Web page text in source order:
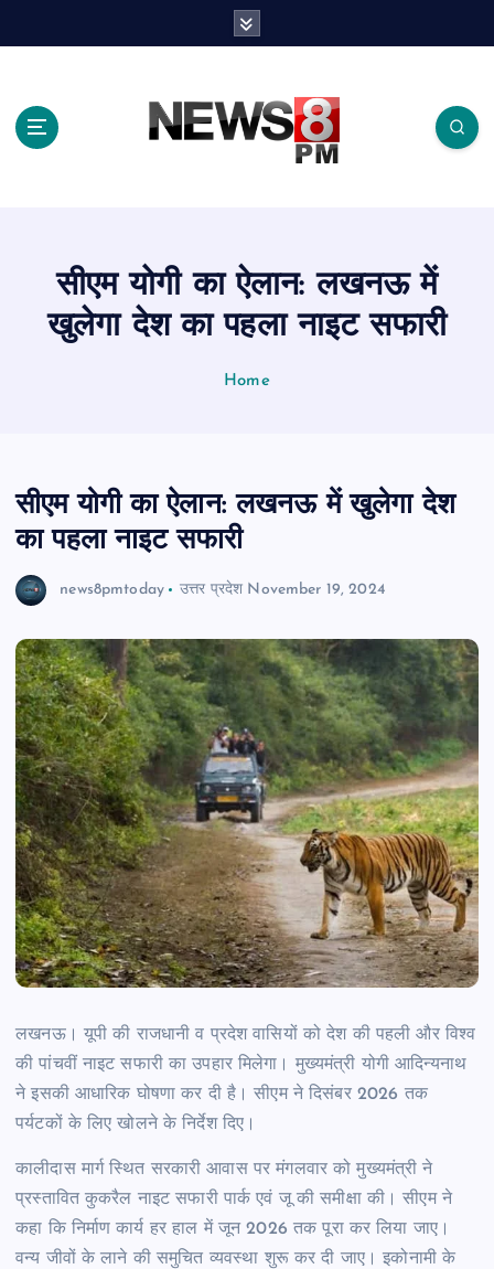
सीएम योगी का ऐलान: लखनऊ में
खुलेगा देश का पहला नाइट सफारी
Home
सीएम योगी का ऐलान: लखनऊ में खुलेगा देश
का पहला नाइट सफारी
news8pmtoday उत्तर प्रदेश November 19, 2024
लखनऊ। यूपी की राजधानी व प्रदेश वासियों को देश की पहली और विश्व
की पांचवीं नाइट सफारी का उपहार मिलेगा। मुख्यमंत्री योगी आदिन्यनाथ
ने इसकी आधारिक घोषणा कर दी है। सीएम ने दिसंबर 2026 तक
पर्यटकों के लिए खोलने के निर्देश दिए।
कालीदास मार्ग स्थित सरकारी आवास पर मंगलवार को मुख्यमंत्री ने
प्रस्तावित कुकरैल नाइट सफारी पार्क एवं जू की समीक्षा की। सीएम ने
कहा कि निर्माण कार्य हर हाल में जून 2026 तक पूरा कर लिया जाए।
वन्य जीवों के लाने की समुचित व्यवस्था शुरू कर दी जाए। इकोनामी के